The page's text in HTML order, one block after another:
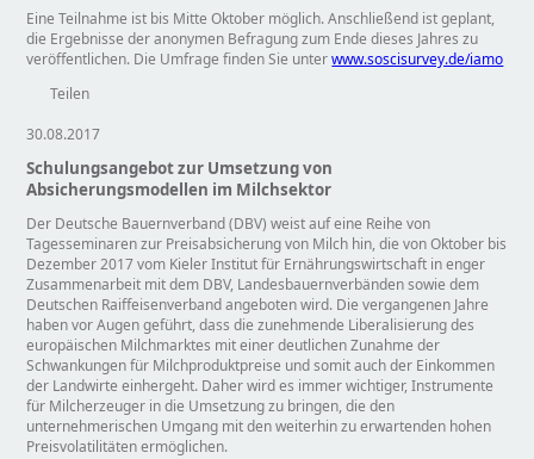
Eine Teilnahme ist bis Mitte Oktober möglich. Anschließend ist geplant,
die Ergebnisse der anonymen Befragung zum Ende dieses Jahres zu
veröffentlichen. Die Umfrage finden Sie unterwww.soscisurvey.de/iamo
Teilen
30.08.2017
Schulungsangebot zur Umsetzung von
Absicherungsmodellen im Milchsektor
Der Deutsche Bauernverband (DBV) weist auf eine Reihe von
Tagesseminaren zur Preisabsicherung von Milch hin, die von Oktober bis
Dezember 2017 vom Kieler Institut für Ernährungswirtschaft in enger
Zusammenarbeit mit dem DBV, Landesbauernverbänden sowie dem
Deutschen Raiffeisenverband angeboten wird. Die vergangenen Jahre
haben vor Augen geführt, dass die zunehmende Liberalisierung des
europäischen Milchmarktes mit einer deutlichen Zunahme der
Schwankungen für Milchproduktpreise und somit auch der Einkommen
der Landwirte einhergeht. Daher wird es immer wichtiger, Instrumente
für Milcherzeuger in die Umsetzung zu bringen, die den
unternehmerischen Umgang mit den weiterhin zu erwartenden hohen
Preisvolatilitäten ermöglichen.